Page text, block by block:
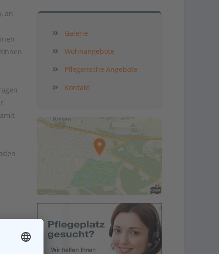
an
Galerie
Wohnangebote
Pflegerische Angebote
Kontakt